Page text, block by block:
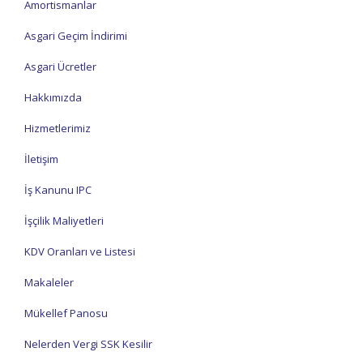
Amortismanlar
Asgari Geçim İndirimi
Asgari Ücretler
Hakkımızda
Hizmetlerimiz
İletişim
İş Kanunu IPC
İşçilik Maliyetleri
KDV Oranları ve Listesi
Makaleler
Mükellef Panosu
Nelerden Vergi SSK Kesilir